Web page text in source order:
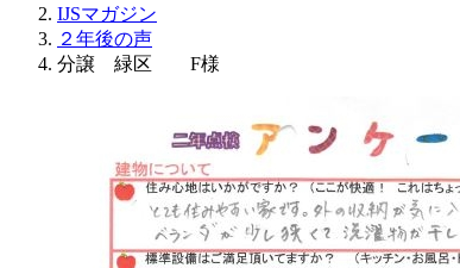
IJSマガジン
２年後の声
分譲 緑区 F様